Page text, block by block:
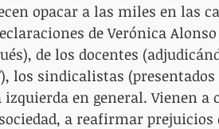
opacar a las miles en las
de Verónica
de los docentes
los sindicalistas
en general. Vienen
a reafirmar prejuicios